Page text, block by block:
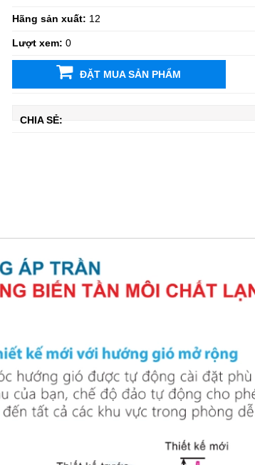
Hãng sản xuất: 12
Lượt xem: 0
ĐẶT MUA SẢN PHẨM
CHIA SẺ: